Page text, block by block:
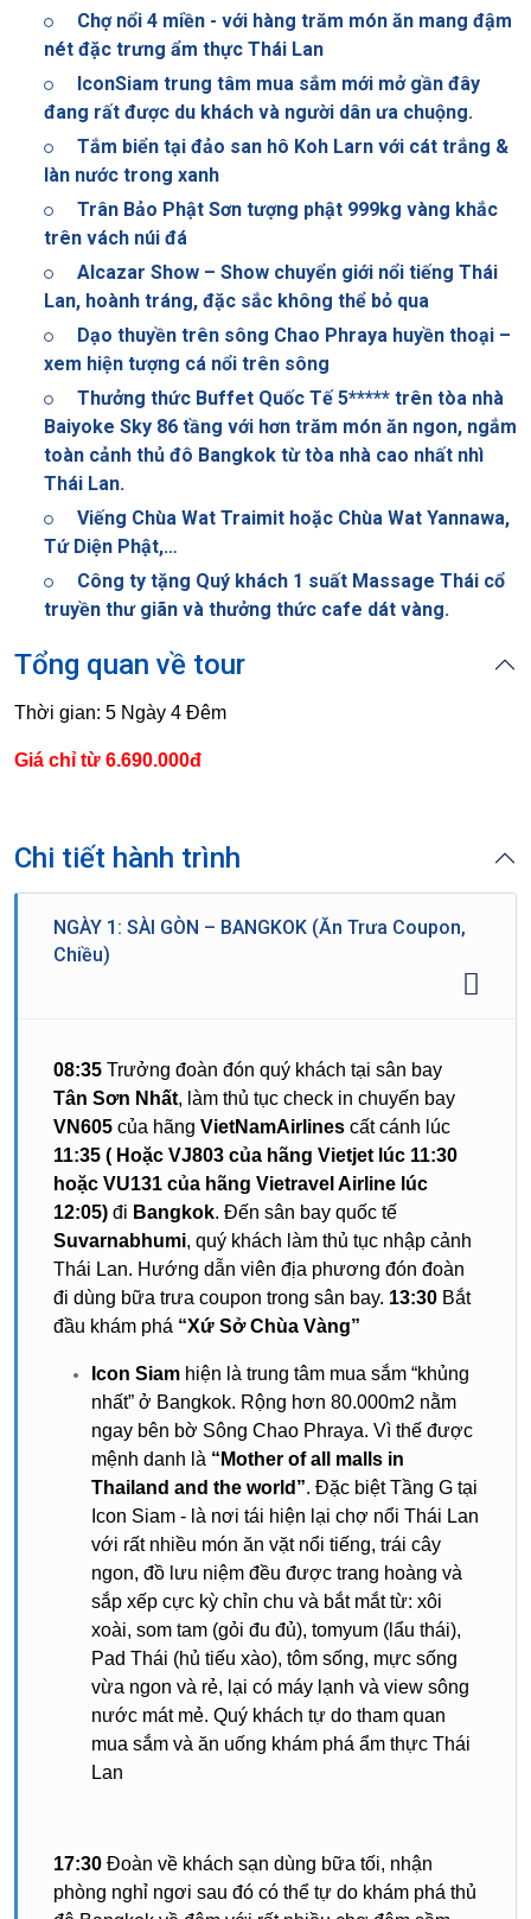
Chợ nổi 4 miền - với hàng trăm món ăn mang đậm
nét đặc trưng ẩm thực Thái Lan
IconSiam trung tâm mua sắm mới mở gần đây
đang rất được du khách và người dân ưa chuộng.
Tắm biển tại đảo san hô Koh Larn với cát trắng &
làn nước trong xanh
Trân Bảo Phật Sơn tượng phật 999kg vàng khắc
trên vách núi đá
Alcazar Show – Show chuyển giới nổi tiếng Thái
Lan, hoành tráng, đặc sắc không thể bỏ qua
Dạo thuyền trên sông Chao Phraya huyền thoại –
xem hiện tượng cá nổi trên sông
Thưởng thức Buffet Quốc Tế 5***** trên tòa nhà
Baiyoke Sky 86 tầng với hơn trăm món ăn ngon, ngắm
toàn cảnh thủ đô Bangkok từ tòa nhà cao nhất nhì
Thái Lan.
Viếng Chùa Wat Traimit hoặc Chùa Wat Yannawa,
Tứ Diện Phật,…
Công ty tặng Quý khách 1 suất Massage Thái cổ
truyền thư giãn và thưởng thức cafe dát vàng.
Tổng quan về tour
Thời gian: 5 Ngày 4 Đêm
Giá chỉ từ 6.690.000đ
Chi tiết hành trình
NGÀY 1: SÀI GÒN – BANGKOK (Ăn Trưa Coupon,
Chiều)
08:35 Trưởng đoàn đón quý khách tại sân bay
Tân Sơn Nhất, làm thủ tục check in chuyến bay
VN605 của hãng VietNamAirlines cất cánh lúc
11:35 ( Hoặc VJ803 của hãng Vietjet lúc 11:30
hoặc VU131 của hãng Vietravel Airline lúc
12:05) đi Bangkok. Đến sân bay quốc tế
Suvarnabhumi, quý khách làm thủ tục nhập cảnh
Thái Lan. Hướng dẫn viên địa phương đón đoàn
đi dùng bữa trưa coupon trong sân bay. 13:30 Bắt
đầu khám phá “Xứ Sở Chùa Vàng”
Icon Siam hiện là trung tâm mua sắm “khủng
nhất” ở Bangkok. Rộng hơn 80.000m2 nằm
ngay bên bờ Sông Chao Phraya. Vì thế được
mệnh danh là “Mother of all malls in
Thailand and the world”. Đặc biệt Tầng G tại
Icon Siam - là nơi tái hiện lại chợ nổi Thái Lan
với rất nhiều món ăn vặt nổi tiếng, trái cây
ngon, đồ lưu niệm đều được trang hoàng và
sắp xếp cực kỳ chỉn chu và bắt mắt từ: xôi
xoài, som tam (gỏi đu đủ), tomyum (lẩu thái),
Pad Thái (hủ tiếu xào), tôm sống, mực sống
vừa ngon và rẻ, lại có máy lạnh và view sông
nước mát mẻ. Quý khách tự do tham quan
mua sắm và ăn uống khám phá ẩm thực Thái
Lan
17:30 Đoàn về khách sạn dùng bữa tối, nhận
phòng nghỉ ngơi sau đó có thể tự do khám phá thủ